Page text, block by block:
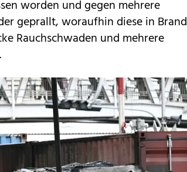
worden und gegen mehrere
geprallt, woraufhin diese in Brand
Rauchschwaden und mehrere